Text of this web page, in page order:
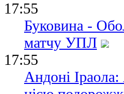
17:55
Буковина -
матчу УПЛ
17:55
Андоні